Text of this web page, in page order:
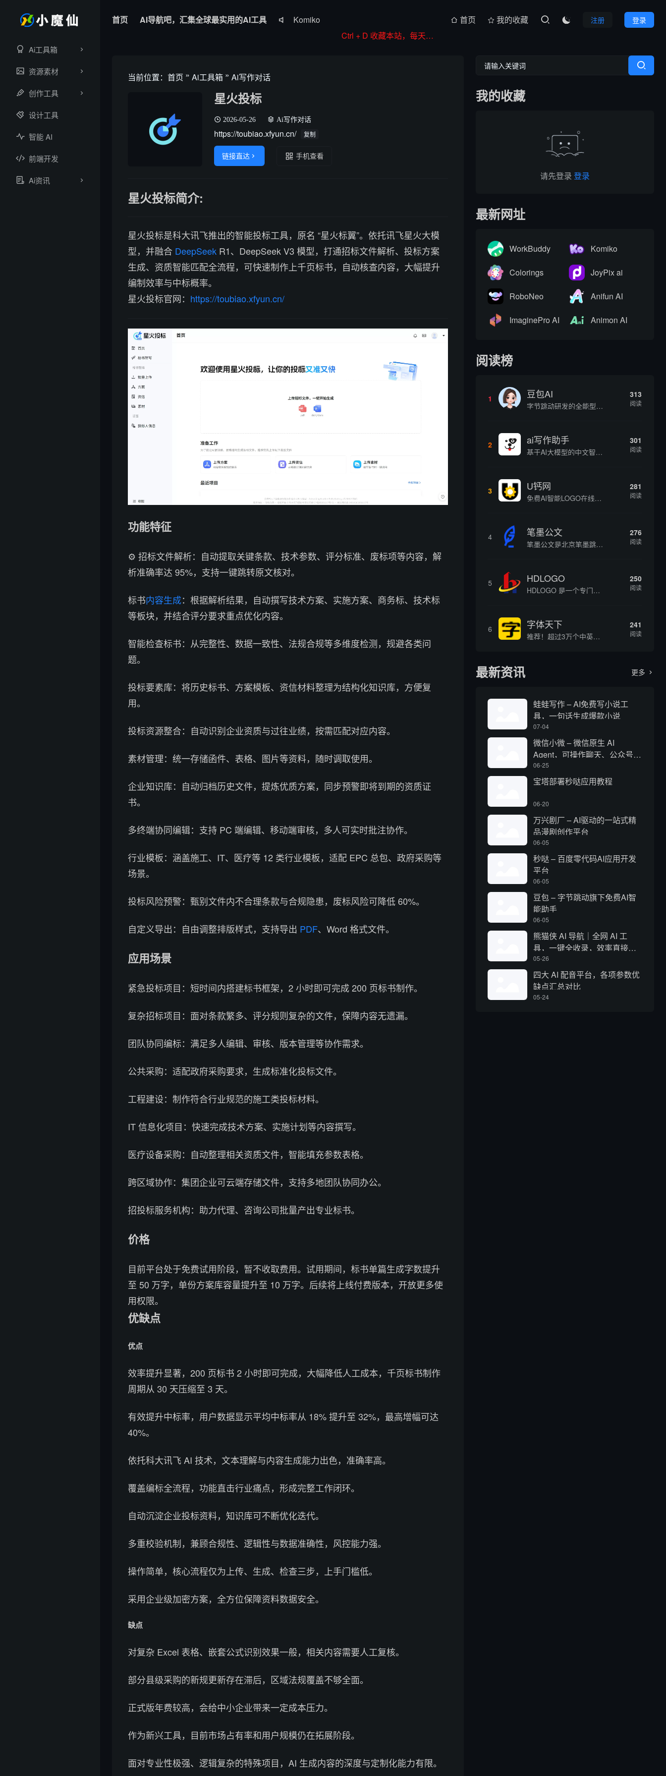
Ai工具箱
资源素材
创作工具
设计工具
智能 AI
前端开发
Ai资讯
首页 AI导航吧，汇集全球最实用的AI工具 
Komiko
登录
注册

首页
我的收藏
Ctrl + D 收藏本站，每天更新好站！
当前位置： 首页 » Ai工具箱 » Ai写作对话
星火投标
2026-05-26 Ai写作对话
https://toubiao.xfyun.cn/ 复制
链接直达  手机查看
星火投标简介:
星火投标是科大讯飞推出的智能投标工具，原名 “星火标翼”。依托讯飞星火大模
型，并融合 DeepSeek R1、DeepSeek V3 模型，打通招标文件解析、投标方案
生成、资质智能匹配全流程，可快速制作上千页标书，自动核查内容，大幅提升
编制效率与中标概率。
星火投标官网： https://toubiao.xfyun.cn/
功能特征
⚙️ 招标文件解析：自动提取关键条款、技术参数、评分标准、废标项等内容，解
析准确率达 95%，支持一键跳转原文核对。
标书内容生成：根据解析结果，自动撰写技术方案、实施方案、商务标、技术标
等板块，并结合评分要求重点优化内容。
智能检查标书：从完整性、数据一致性、法规合规等多维度检测，规避各类问
题。
投标要素库：将历史标书、方案模板、资信材料整理为结构化知识库，方便复
用。
投标资源整合：自动识别企业资质与过往业绩，按需匹配对应内容。
素材管理：统一存储函件、表格、图片等资料，随时调取使用。
企业知识库：自动归档历史文件，提炼优质方案，同步预警即将到期的资质证
书。
多终端协同编辑：支持 PC 端编辑、移动端审核，多人可实时批注协作。
行业模板：涵盖施工、IT、医疗等 12 类行业模板，适配 EPC 总包、政府采购等
场景。
投标风险预警：甄别文件内不合理条款与合规隐患，废标风险可降低 60%。
自定义导出：自由调整排版样式，支持导出 PDF、Word 格式文件。
应用场景
紧急投标项目：短时间内搭建标书框架，2 小时即可完成 200 页标书制作。
复杂招标项目：面对条款繁多、评分规则复杂的文件，保障内容无遗漏。
团队协同编标：满足多人编辑、审核、版本管理等协作需求。
公共采购：适配政府采购要求，生成标准化投标文件。
工程建设：制作符合行业规范的施工类投标材料。
IT 信息化项目：快速完成技术方案、实施计划等内容撰写。
医疗设备采购：自动整理相关资质文件，智能填充参数表格。
跨区域协作：集团企业可云端存储文件，支持多地团队协同办公。
招投标服务机构：助力代理、咨询公司批量产出专业标书。
价格
目前平台处于免费试用阶段，暂不收取费用。试用期间，标书单篇生成字数提升
至 50 万字，单份方案库容量提升至 10 万字。后续将上线付费版本，开放更多使
用权限。
优缺点
优点
效率提升显著，200 页标书 2 小时即可完成，大幅降低人工成本，千页标书制作
周期从 30 天压缩至 3 天。
有效提升中标率，用户数据显示平均中标率从 18% 提升至 32%，最高增幅可达
40%。
依托科大讯飞 AI 技术，文本理解与内容生成能力出色，准确率高。
覆盖编标全流程，功能直击行业痛点，形成完整工作闭环。
自动沉淀企业投标资料，知识库可不断优化迭代。
多重校验机制，兼顾合规性、逻辑性与数据准确性，风控能力强。
操作简单，核心流程仅为上传、生成、检查三步，上手门槛低。
采用企业级加密方案，全方位保障资料数据安全。
缺点
对复杂 Excel 表格、嵌套公式识别效果一般，相关内容需要人工复核。
部分县级采购的新规更新存在滞后，区域法规覆盖不够全面。
正式版年费较高，会给中小企业带来一定成本压力。
作为新兴工具，目前市场占有率和用户规模仍在拓展阶段。
面对专业性极强、逻辑复杂的特殊项目，AI 生成内容的深度与定制化能力有限。
我的收藏
请先登录 登录
最新网址
WorkBuddy Komiko
Colorings JoyPix ai
RoboNeo Anifun AI
ImaginePro AI Animon AI
阅读榜
1 豆包AI
字节跳动研发的全能型AI智能助手，提供智能对话、知识问答、内容创作、学习办公等一站式AI服务
313
阅读
2 ai写作助手
基于AI大模型的中文智能写作工具，面向学生、自媒体、职场人士提供一站式文本创作服务 核心定位 AI写作助手是依托人工智能技术打造的创作辅助平台，专注中文文本生成与优化，帮助用户快速完成各类文案、文章、论文等内容创作，提升写作效率 核心功能 ...
301
阅读
3 U钙网
免费AI智能LOGO在线设计制作平台
281
阅读
4 笔墨公文
笔墨公文是北京笔墨跳动科技旗下垂直公文赛道 AIGC 创作平台，深耕体制公文专业场景，依托海量标准公文语料训练专属大模型。平台整合 AI 公文生成、全维度智能校对、范文库、实时更新素材库、标准化公文模板五大核心板块，兼顾公文快速撰写、文稿合...
276
阅读
5 HDLOGO
HDLOGO 是一个专门整理矢量标志和图标的网站，提供各类品牌和公司的矢量标志下载服务，主要面向设计师、营销人员和企业用户，帮他们获取高质量的品牌标识资源。
250
阅读
6 字体天下
推荐！超过3万个中英文字体免费下载
241
阅读
最新资讯 更多 
蛙蛙写作 – AI免费写小说工
具，一句话生成爆款小说
07-04
微信小微 – 微信原生 AI
Agent，可操作聊天、公众号、
视频号和小程序
06-25
宝塔部署秒哒应用教程
06-20
万兴剧厂 – AI驱动的一站式精
品漫剧创作平台
06-05
秒哒 – 百度零代码AI应用开发
平台
06-05
豆包 – 字节跳动旗下免费AI智
能助手
06-05
熊猫侠 AI 导航｜全网 AI 工
具，一键全收录，效率直接拉
满
05-26
四大 AI 配音平台，各项参数优
缺点汇总对比
05-24